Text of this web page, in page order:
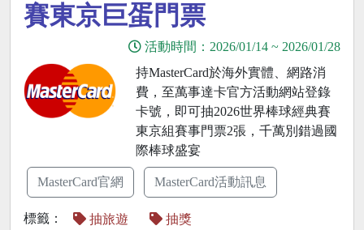
賽東京巨蛋門票
活動時間： 2026/01/14 ~ 2026/01/28
持MasterCard於海外實體、網路消
費，至萬事達卡官方活動網站登錄
卡號，即可抽2026世界棒球經典賽
東京組賽事門票2張，千萬別錯過國
際棒球盛宴
MasterCard官網 MasterCard活動訊息
標籤： 抽旅遊 抽獎